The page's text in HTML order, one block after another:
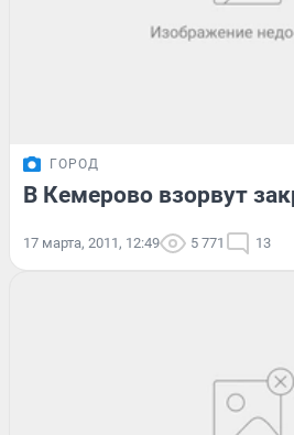
ГОРОД
В Кемерово взорвут
17 марта, 2011, 12:49 5 771 13